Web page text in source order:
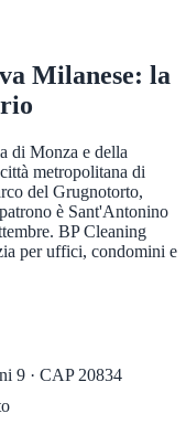
Milanese: la
di Monza e della
metropolitana di
del Grugnotorto,
è Sant'Antonino
BP Cleaning
per uffici, condomini e
9 · CAP 20834